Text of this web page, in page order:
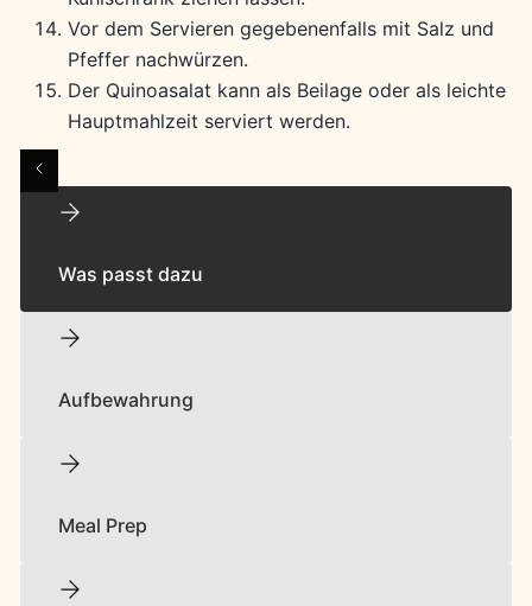
Vor dem Servieren gegebenenfalls mit Salz und
Pfeffer nachwürzen.
Der Quinoasalat kann als Beilage oder als leichte
Hauptmahlzeit serviert werden.
Was passt dazu
Aufbewahrung
Meal Prep